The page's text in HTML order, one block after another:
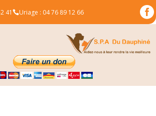
41 Uriage : 04 76 89 12 66 